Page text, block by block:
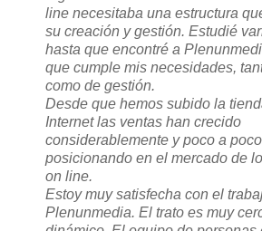
line necesitaba una estructura
su creación y gestión. Estudié
hasta que encontré a
que cumple mis necesidades,
como de gestión.
Desde que hemos subido la
Internet las ventas han crecido
considerablemente y poco a
posicionando en el mercado de
on line.
Estoy muy satisfecha con el
Plenunmedia. El trato es muy